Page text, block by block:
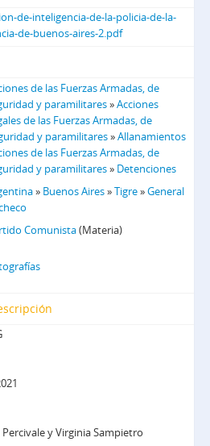
de-inteligencia-de-la-policia-de-la-
de-buenos-aires-2.pdf
de las Fuerzas Armadas, de
y paramilitares»Acciones
de las Fuerzas Armadas, de
y paramilitares»Allanamientos
de las Fuerzas Armadas, de
y paramilitares» Detenciones
» Buenos Aires»Tigre»General
Comunista(Materia)
y Virginia Sampietro